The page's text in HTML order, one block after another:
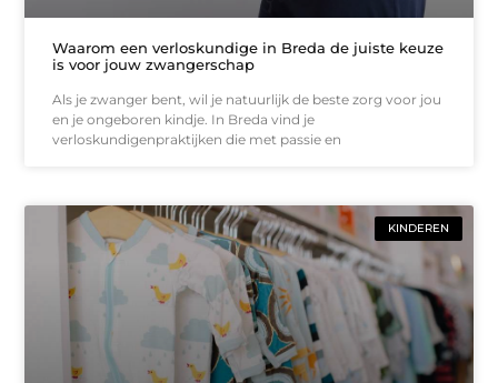
Waarom een verloskundige in Breda de juiste keuze
is voor jouw zwangerschap
Als je zwanger bent, wil je natuurlijk de beste zorg voor jou
en je ongeboren kindje. In Breda vind je
verloskundigenpraktijken die met passie en
KINDEREN